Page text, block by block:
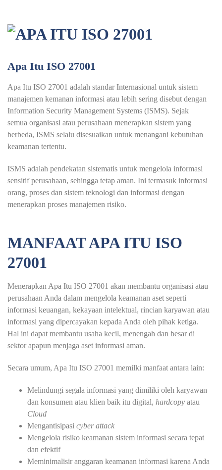
Apa Itu ISO 27001
Apa Itu ISO 27001 adalah standar Internasional untuk sistem
manajemen kemanan informasi atau lebih sering disebut dengan
Information Security Management Systems (ISMS). Sejak
semua organisasi atau perusahaan menerapkan sistem yang
berbeda, ISMS selalu disesuaikan untuk menangani kebutuhan
keamanan tertentu.
ISMS adalah pendekatan sistematis untuk mengelola informasi
sensitif perusahaan, sehingga tetap aman. Ini termasuk informasi
orang, proses dan sistem teknologi dan informasi dengan
menerapkan proses manajemen risiko.
MANFAAT APA ITU ISO
27001
Menerapkan Apa Itu ISO 27001 akan membantu organisasi atau
perusahaan Anda dalam mengelola keamanan aset seperti
informasi keuangan, kekayaan intelektual, rincian karyawan atau
informasi yang dipercayakan kepada Anda oleh pihak ketiga.
Hal ini dapat membantu usaha kecil, menengah dan besar di
sektor apapun menjaga aset informasi aman.
Secara umum, Apa Itu ISO 27001 memilki manfaat antara lain:
Melindungi segala informasi yang dimiliki oleh karyawan
dan konsumen atau klien baik itu digital, hardcopy atau
Cloud
Mengantisipasi cyber attack
Mengelola risiko keamanan sistem informasi secara tepat
dan efektif
Meminimalisir anggaran keamanan informasi karena Anda